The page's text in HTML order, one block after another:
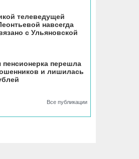
в Ульяновске
доска в
нашёл
колонии
телеведущей
навсегда
с Ульяновской
пенсионерка перешла
и лишилась
Все публикации